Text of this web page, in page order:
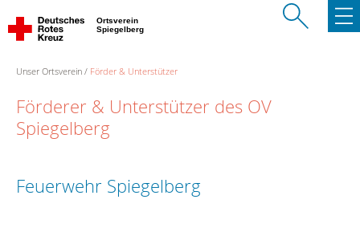
Ortsverein
Spiegelberg
Unser Ortsverein Förder & Unterstützer
Förderer & Unterstützer des OV
Spiegelberg
Feuerwehr Spiegelberg